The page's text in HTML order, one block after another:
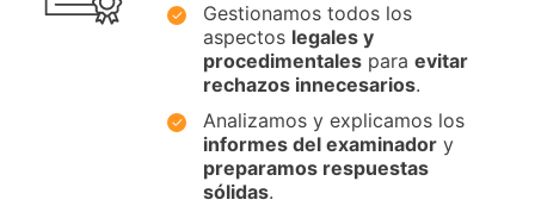
Gestionamos todos los
aspectos legales y
procedimentales para evitar
rechazos innecesarios.
Analizamos y explicamos los
informes del examinador y
preparamos respuestas
sólidas.